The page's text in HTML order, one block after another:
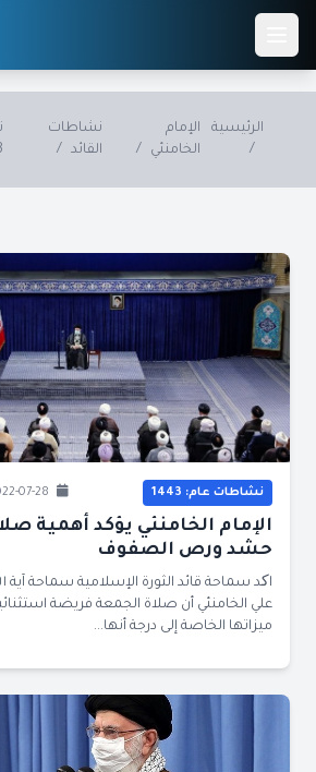
Skip to main content
الرئيسية
/
الإمام
الخامنئي
/
نشاطات
القائد
/
نشاطات عام: 1443
الإمام الخامنئي يؤكد أهمية
حشد ورص الصفوف
اکد سماحة قائد الثورة الإسلامية سماحة آية
علي الخامنئي أن صلاة الجمعة فريضة
ميزاتها الخاصة إلى درجة أنها...